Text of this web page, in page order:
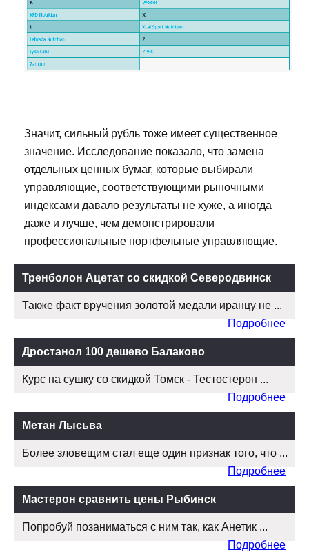
Значит, сильный рубль тоже имеет существенное
значение. Исследование показало, что замена
отдельных ценных бумаг, которые выбирали
управляющие, соответствующими рыночными
индексами давало результаты не хуже, а иногда
даже и лучше, чем демонстрировали
профессиональные портфельные управляющие.
Тренболон Ацетат со скидкой Северодвинск
Также факт вручения золотой медали иранцу не ...
Подробнее
Дростанол 100 дешево Балаково
Курс на сушку со скидкой Томск - Тестостерон ...
Подробнее
Метан Лысьва
Более зловещим стал еще один признак того, что ...
Подробнее
Мастерон сравнить цены Рыбинск
Попробуй позаниматься с ним так, как Анетик ...
Подробнее